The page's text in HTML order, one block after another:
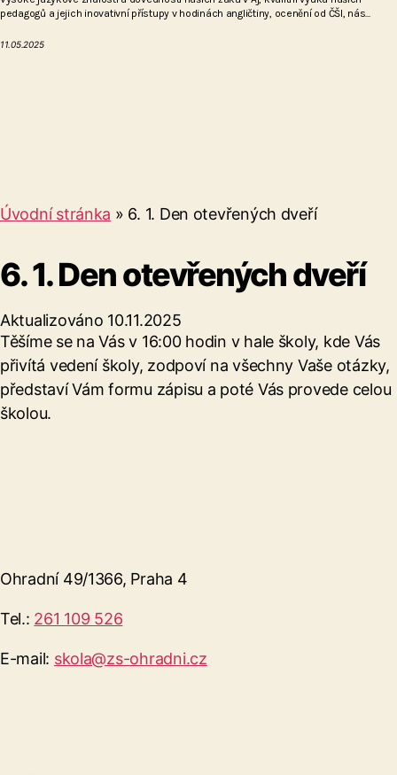
pedagogů a jejich inovativní přístupy v hodinách angličtiny, ocenění od ČŠI, nás...
11.05.2025
Úvodní stránka » 6. 1. Den otevřených dveří
6. 1. Den otevřených dveří
Aktualizováno 10.11.2025
Těšíme se na Vás v 16:00 hodin v hale školy, kde Vás
přivítá vedení školy, zodpoví na všechny Vaše otázky,
představí Vám formu zápisu a poté Vás provede celou
školou.
Ohradní 49/1366, Praha 4
Tel.: 261 109 526
E-mail: skola@zs-ohradni.cz